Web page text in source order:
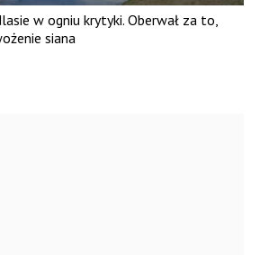
w ogniu krytyki. Oberwał za to,
siana